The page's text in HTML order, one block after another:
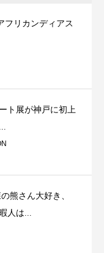
フリカンディアス
ト展が神戸に初上
熊さん大好き、
人は...